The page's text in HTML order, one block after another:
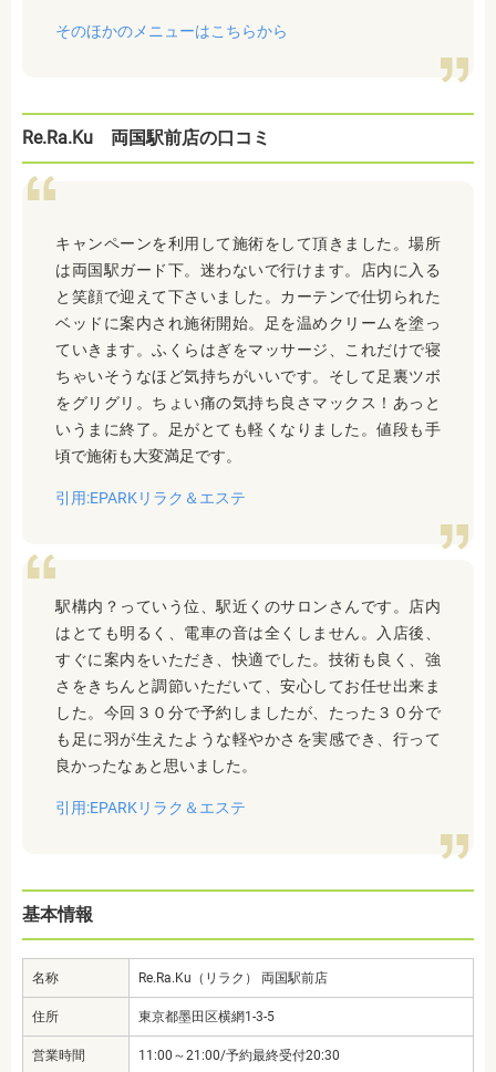
そのほかのメニューはこちらから
Re.Ra.Ku 両国駅前店の口コミ
キャンペーンを利用して施術をして頂きました。場所
は両国駅ガード下。迷わないで行けます。店内に入る
と笑顔で迎えて下さいました。カーテンで仕切られた
ベッドに案内され施術開始。足を温めクリームを塗っ
ていきます。ふくらはぎをマッサージ、これだけで寝
ちゃいそうなほど気持ちがいいです。そして足裏ツボ
をグリグリ。ちょい痛の気持ち良さマックス！あっと
いうまに終了。足がとても軽くなりました。値段も手
頃で施術も大変満足です。
引用:EPARKリラク＆エステ
駅構内？っていう位、駅近くのサロンさんです。店内
はとても明るく、電車の音は全くしません。入店後、
すぐに案内をいただき、快適でした。技術も良く、強
さをきちんと調節いただいて、安心してお任せ出来ま
した。今回３０分で予約しましたが、たった３０分で
も足に羽が生えたような軽やかさを実感でき、行って
良かったなぁと思いました。
引用:EPARKリラク＆エステ
基本情報
名称 Re.Ra.Ku（リラク） 両国駅前店
住所 東京都墨田区横網1-3-5
営業時間 11:00～21:00/予約最終受付20:30